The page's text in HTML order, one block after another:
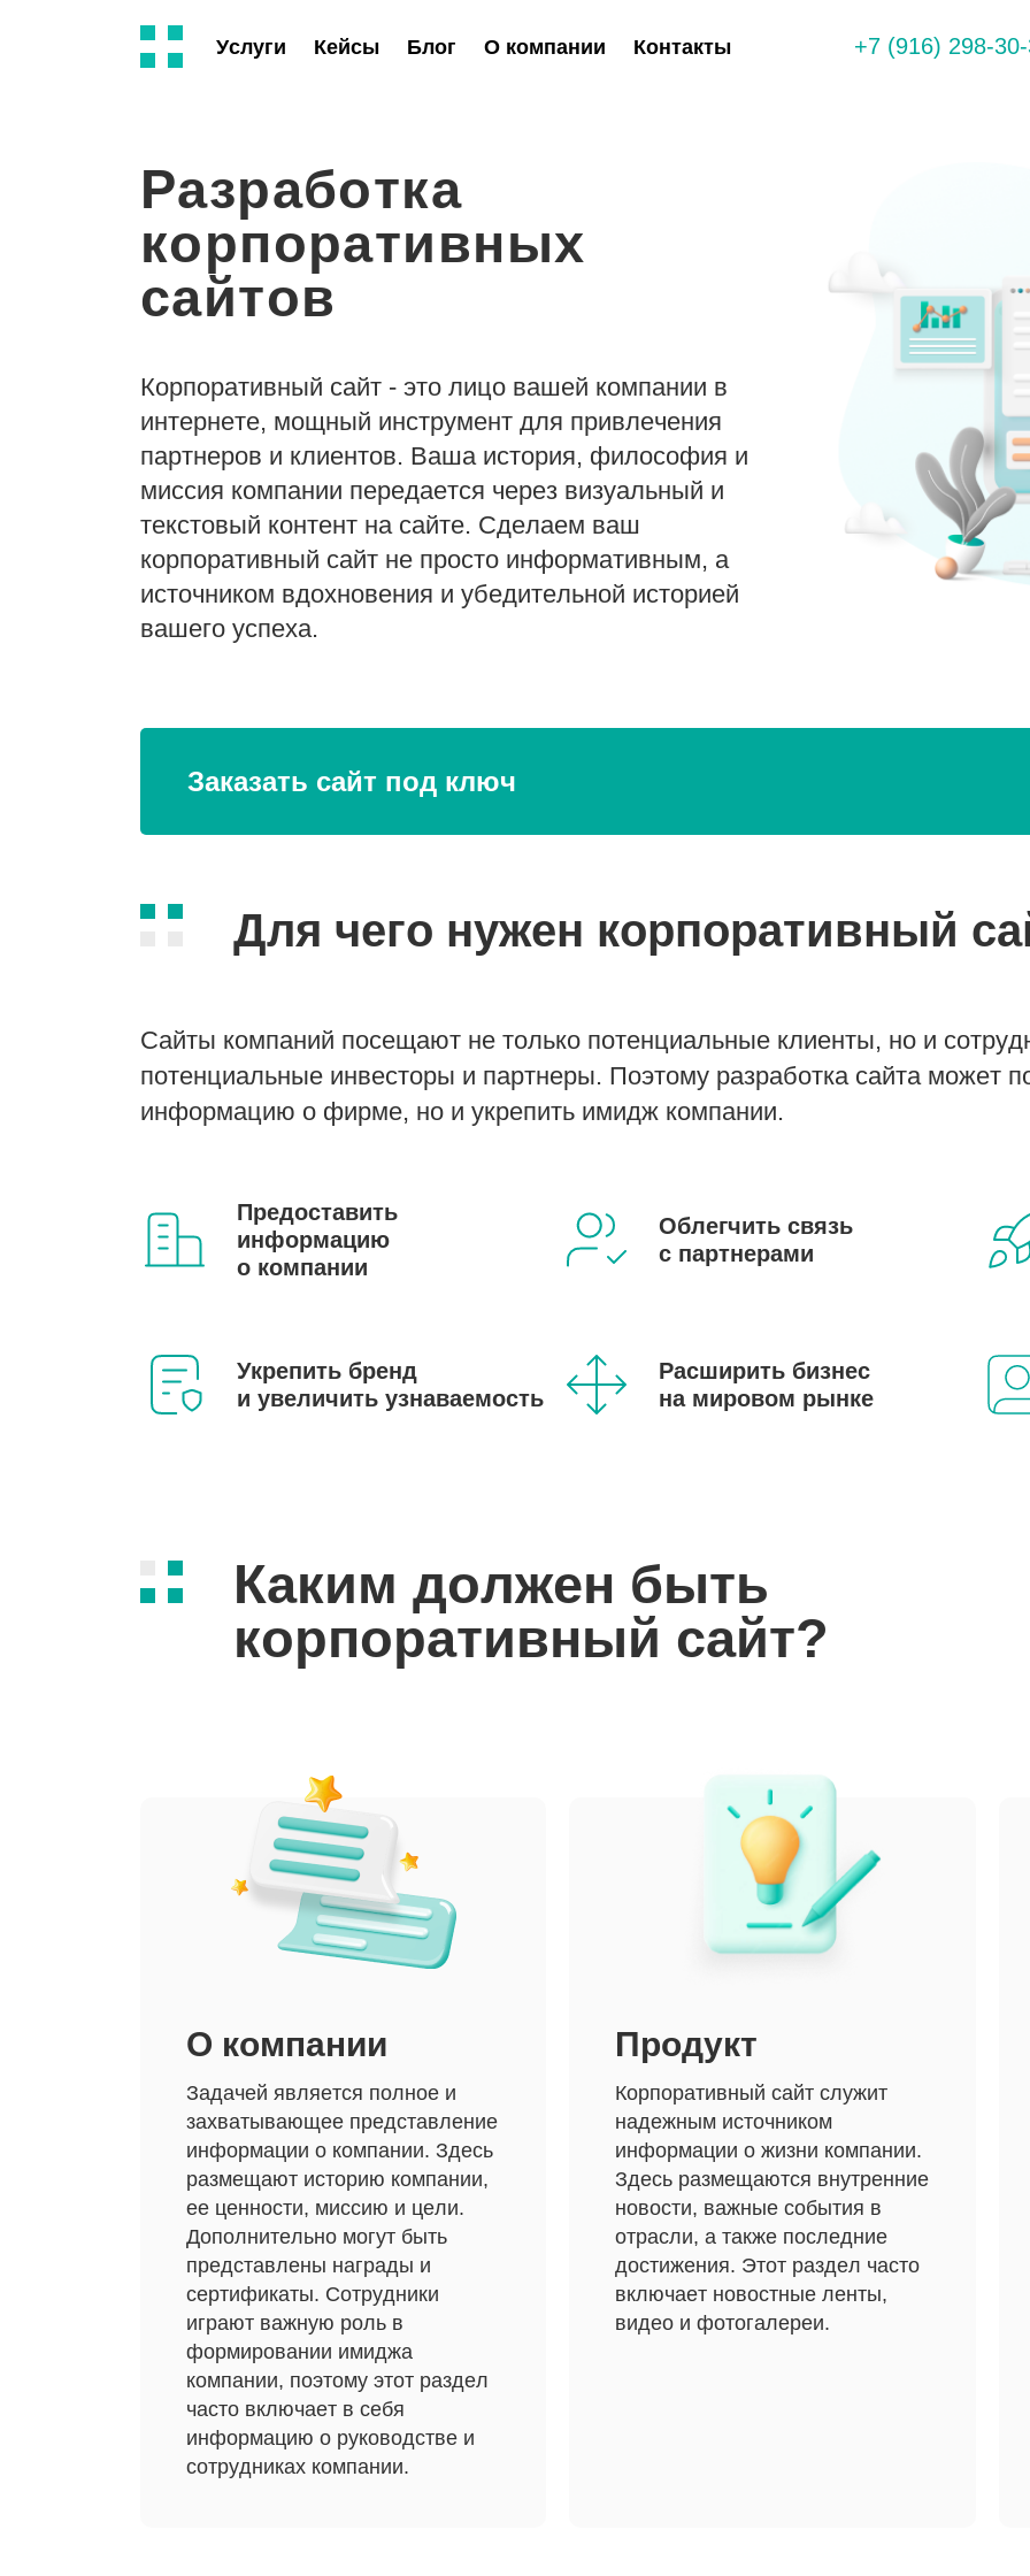
Услуги Кейсы Блог О компании Контакты +7 (916) 298-
Разработка
корпоративных
сайтов
Корпоративный сайт - это лицо вашей компании в
интернете, мощный инструмент для привлечения
партнеров и клиентов. Ваша история, философия и
миссия компании передается через визуальный и
текстовый контент на сайте. Сделаем ваш
корпоративный сайт не просто информативным, а
источником вдохновения и убедительной историей
вашего успеха.
Заказать сайт под ключ
Для чего нужен корпоративный
Сайты компаний посещают не только потенциальные клиенты, но и
потенциальные инвесторы и партнеры. Поэтому разработка сайта может
информацию о фирме, но и укрепить имидж компании.
Предоставить
информацию
о компании
Облегчить связь
с партнерами
Укрепить бренд
и увеличить узнаваемость
Расширить бизнес
на мировом рынке
Каким должен быть
корпоративный сайт?
О компании
Задачей является полное и
захватывающее представление
информации о компании. Здесь
размещают историю компании,
ее ценности, миссию и цели.
Дополнительно могут быть
представлены награды и
сертификаты. Сотрудники
играют важную роль в
формировании имиджа
компании, поэтому этот раздел
часто включает в себя
информацию о руководстве и
сотрудниках компании.
Продукт
Корпоративный сайт служит
надежным источником
информации о жизни компании.
Здесь размещаются внутренние
новости, важные события в
отрасли, а также последние
достижения. Этот раздел часто
включает новостные ленты,
видео и фотогалереи.